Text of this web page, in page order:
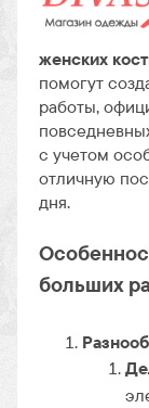
женских
помогут
работы,
с учетом
отличную
дня.
больших